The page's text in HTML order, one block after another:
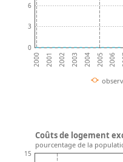
2000 2001 2002 2003 2004 2005 2006
0
3
6
15
Coûts de logement
pourcentage de la